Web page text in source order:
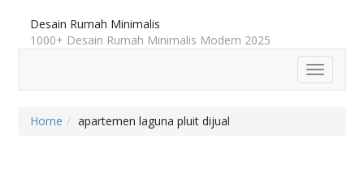
Desain Rumah Minimalis
1000+ Desain Rumah Minimalis Modern 2025
Toggle
Home apartemen laguna pluit dijual